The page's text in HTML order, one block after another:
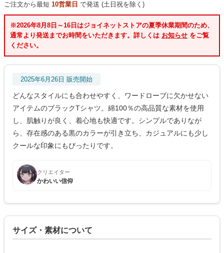
ご注文から最短 10営業日 で発送 (土日祝を除く)
※2026年8月8日～16日はジョイネットストアの夏季休業期間のため、
通常より発送までお時間をいただきます。詳しくは お知らせ をご覧
ください。
2025年6月26日 販売開始
どんなスタイルにも合わせやすく、ワードローブに欠かせない
アイテムのブラックTシャツ。綿100％の高品質な素材を使用
し、肌触りが良く、着心地も快適です。シンプルでありなが
ら、存在感のある黒のカラーが引き立ち、カジュアルにも少し
クールな印象にもぴったりです。
クリエイター
かわいい信仰
サイズ・素材について